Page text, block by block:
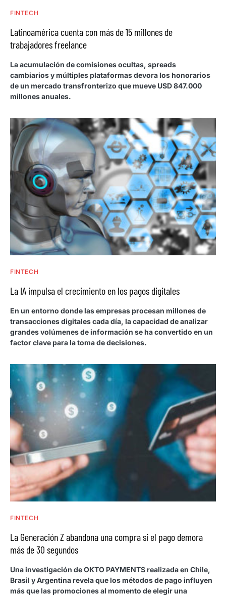
FINTECH
Latinoamérica cuenta con más de 15 millones de
trabajadores freelance
La acumulación de comisiones ocultas, spreads
cambiarios y múltiples plataformas devora los honorarios
de un mercado transfronterizo que mueve USD 847.000
millones anuales.
FINTECH
La IA impulsa el crecimiento en los pagos digitales
En un entorno donde las empresas procesan millones de
transacciones digitales cada día, la capacidad de analizar
grandes volúmenes de información se ha convertido en un
factor clave para la toma de decisiones.
FINTECH
La Generación Z abandona una compra si el pago demora
más de 30 segundos
Una investigación de OKTO PAYMENTS realizada en Chile,
Brasil y Argentina revela que los métodos de pago influyen
más que las promociones al momento de elegir una